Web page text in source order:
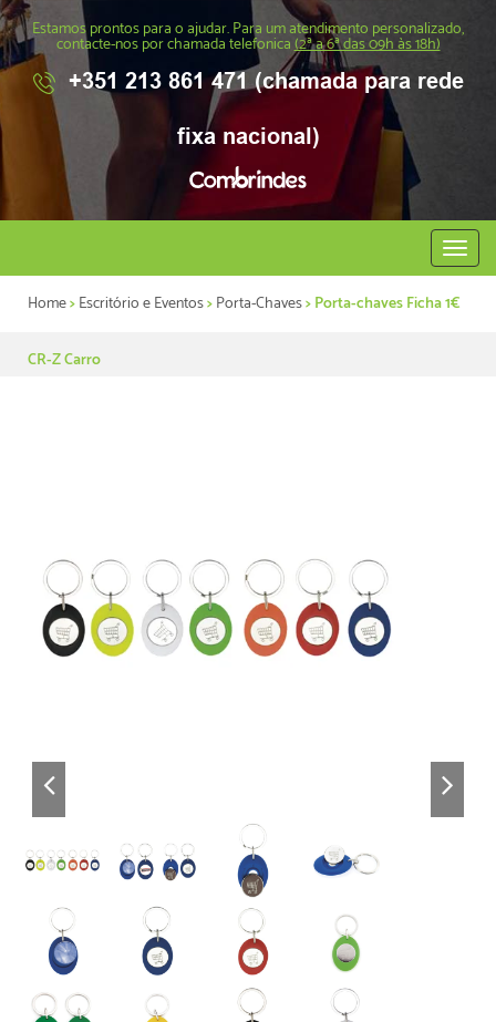
Estamos prontos para o ajudar. Para um atendimento personalizado,
contacte-nos por chamada telefonica(2ª a 6ª das 09h às 18h)
+351 213 861 471 (chamada para rede
fixa nacional)
Abrir
menu
Home>Escritório e Eventos>Porta-Chaves> Porta-chaves Ficha 1€
CR-Z Carro